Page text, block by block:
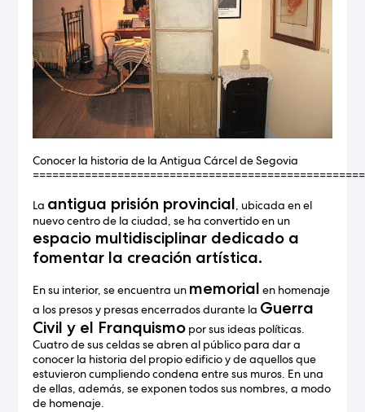
Conocer la historia de la Antigua Cárcel de Segovia
===================================================
La antigua prisión provincial, ubicada en el
nuevo centro de la ciudad, se ha convertido en un
espacio multidisciplinar dedicado a
fomentar la creación artística.
En su interior, se encuentra un memorial en homenaje
a los presos y presas encerrados durante la Guerra
Civil y el Franquismo por sus ideas políticas.
Cuatro de sus celdas se abren al público para dar a
conocer la historia del propio edificio y de aquellos que
estuvieron cumpliendo condena entre sus muros. En una
de ellas, además, se exponen todos sus nombres, a modo
de homenaje.